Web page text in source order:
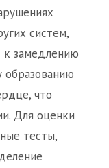
систем,
к замедлению
образованию
что
Для оценки
тесты,